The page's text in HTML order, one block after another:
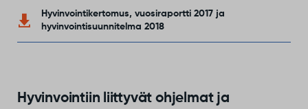
Hyvinvointikertomus, vuosiraportti 2017 ja
hyvinvointisuunnitelma 2018
Hyvinvointiin liittyvät ohjelmat ja